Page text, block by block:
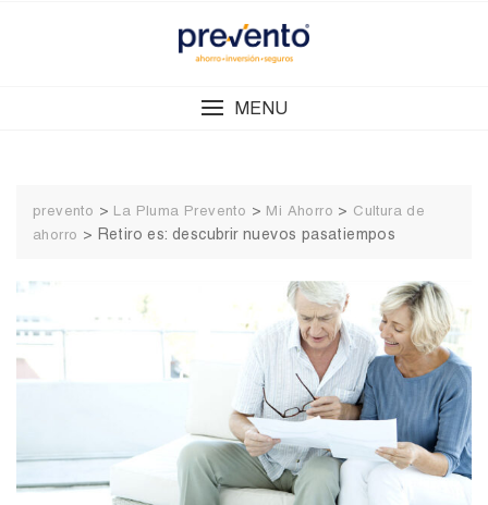
MENU
prevento > La Pluma Prevento > Mi Ahorro > Cultura de
ahorro > Retiro es: descubrir nuevos pasatiempos